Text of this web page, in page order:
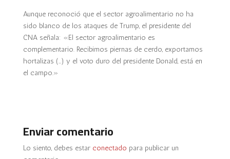
Aunque reconoció que el sector agroalimentario no ha
sido blanco de los ataques de Trump, el presidente del
CNA señala: «El sector agroalimentario es
complementario. Recibimos piernas de cerdo, exportamos
hortalizas (…) y el voto duro del presidente Donald, está en
el campo.»
Enviar comentario
Lo siento, debes estar conectado para publicar un